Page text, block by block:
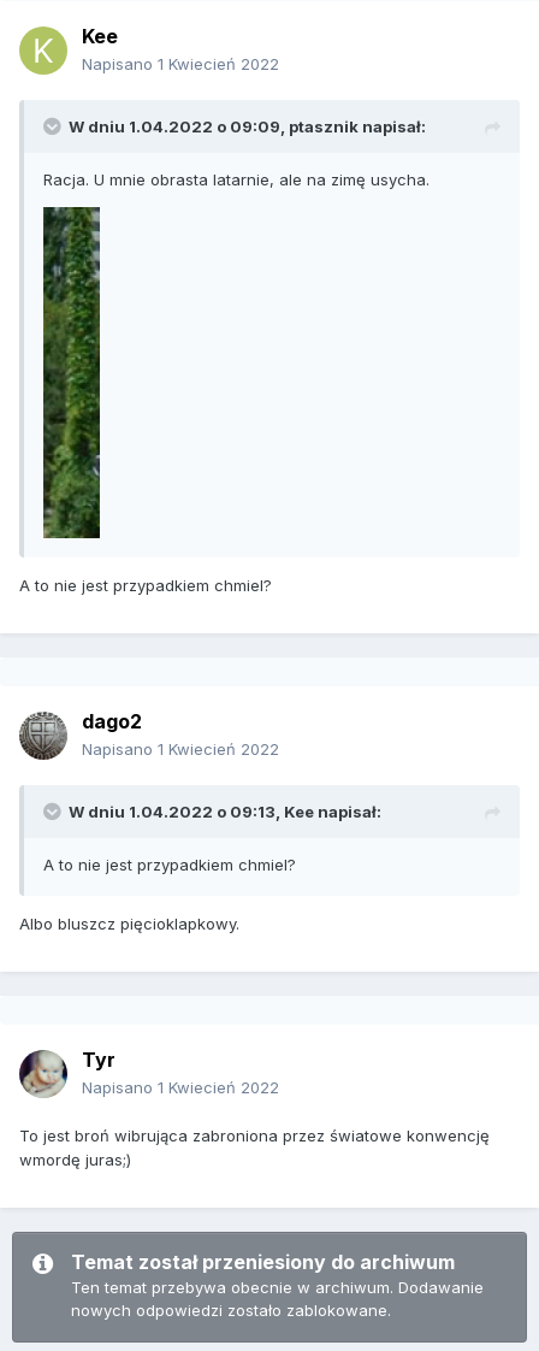
Kee
Napisano 1 Kwiecień 2022
W dniu 1.04.2022 o 09:09, ptasznik napisał:
Racja. U mnie obrasta latarnie, ale na zimę usycha.
A to nie jest przypadkiem chmiel?
dago2
Napisano 1 Kwiecień 2022
W dniu 1.04.2022 o 09:13, Kee napisał:
A to nie jest przypadkiem chmiel?
Albo bluszcz pięcioklapkowy.
Tyr
Napisano 1 Kwiecień 2022
To jest broń wibrująca zabroniona przez światowe konwencję
wmordę juras;)
Temat został przeniesiony do archiwum
Ten temat przebywa obecnie w archiwum. Dodawanie
nowych odpowiedzi zostało zablokowane.